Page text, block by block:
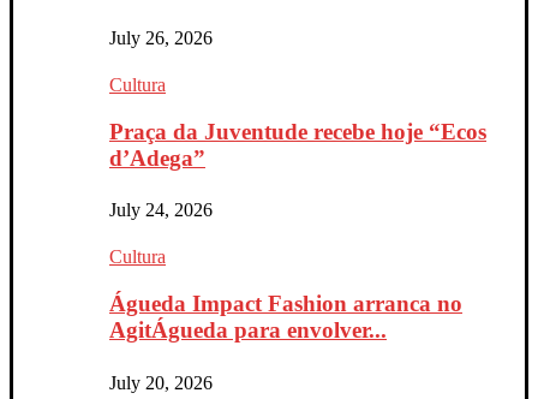
July 26, 2026
Cultura
Praça da Juventude recebe hoje “Ecos
d’Adega”
July 24, 2026
Cultura
Águeda Impact Fashion arranca no
AgitÁgueda para envolver...
July 20, 2026